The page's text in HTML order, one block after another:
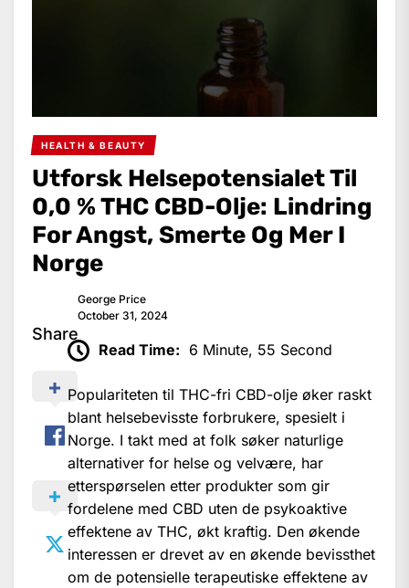
HEALTH & BEAUTY
Utforsk Helsepotensialet Til
0,0 % THC CBD-Olje: Lindring
For Angst, Smerte Og Mer I
Norge
George Price
October 31, 2024
Share
Read Time: 6 Minute, 55 Second
Populariteten til THC-fri CBD-olje øker raskt
blant helsebevisste forbrukere, spesielt i
Norge. I takt med at folk søker naturlige
alternativer for helse og velvære, har
etterspørselen etter produkter som gir
fordelene med CBD uten de psykoaktive
effektene av THC, økt kraftig. Den økende
interessen er drevet av en økende bevissthet
om de potensielle terapeutiske effektene av